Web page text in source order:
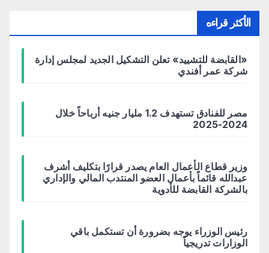
الأكثر قراءه
«القابضة للتشييد» تعلن التشكيل الجديد لمجلس إدارة
شركة عمر أفندي
مصر للفنادق تستهدف 1.2 مليار جنيه أرباحاً خلال
2024-2025
وزير قطاع الأعمال العام يصدر قرارًا بتكليف أشرف
عبدالله قائماً بأعمال العضو المنتدب المالي والإداري
بالشركة القابضة للأدوية
رئيس الوزراء يوجه بضرورة أن تستكمل باقي
الوزارات تدريجياً